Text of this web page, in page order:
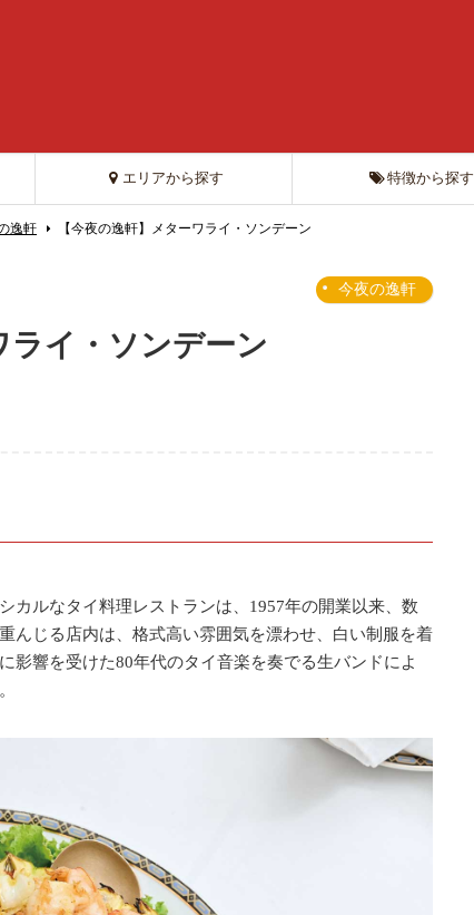
エリアから探す 特徴から探す
逸軒 【今夜の逸軒】メターワライ・ソンデーン
今夜の逸軒
ライ・ソンデーン
ルなタイ料理レストランは、1957年の開業以来、数
んじる店内は、格式高い雰囲気を漂わせ、白い制服を着
影響を受けた80年代のタイ音楽を奏でる生バンドによ